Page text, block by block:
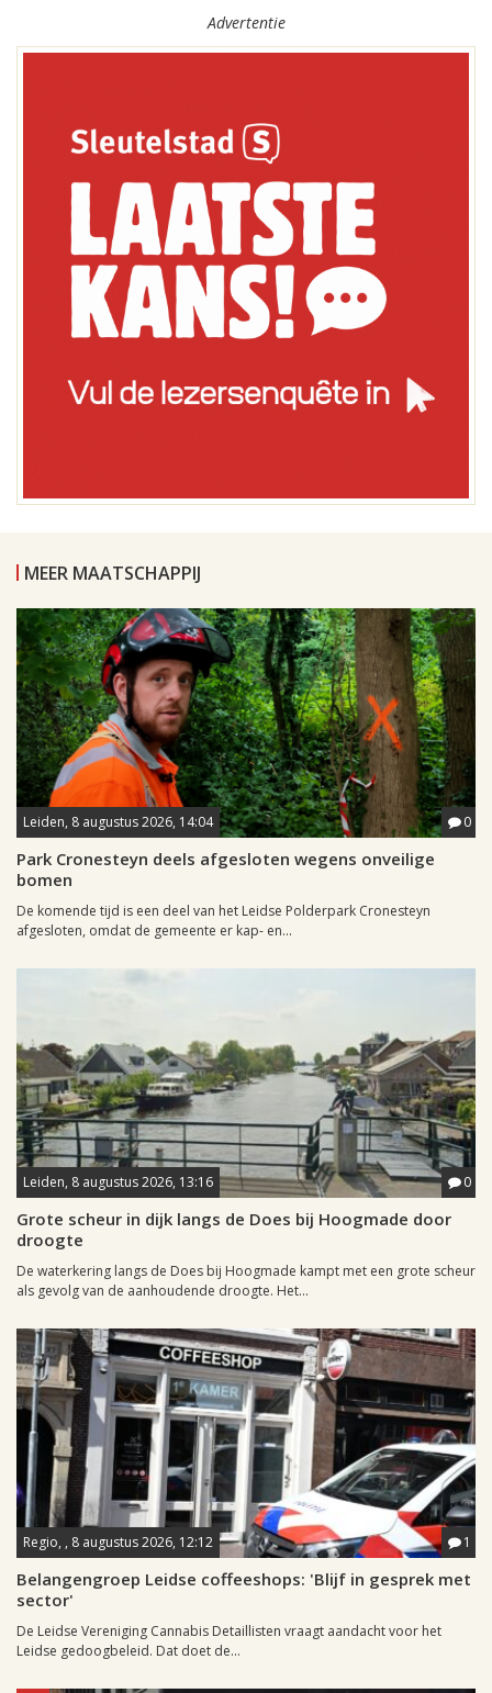
Advertentie
MEER MAATSCHAPPIJ
Leiden, 8 augustus 2026, 14:04 0
Park Cronesteyn deels afgesloten wegens onveilige
bomen
De komende tijd is een deel van het Leidse Polderpark Cronesteyn
afgesloten, omdat de gemeente er kap- en...
Leiden, 8 augustus 2026, 13:16 0
Grote scheur in dijk langs de Does bij Hoogmade door
droogte
De waterkering langs de Does bij Hoogmade kampt met een grote scheur
als gevolg van de aanhoudende droogte. Het...
Regio, , 8 augustus 2026, 12:12 1
Belangengroep Leidse coffeeshops: 'Blijf in gesprek met
sector'
De Leidse Vereniging Cannabis Detaillisten vraagt aandacht voor het
Leidse gedoogbeleid. Dat doet de...